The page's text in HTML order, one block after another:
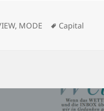
, MODE Schlagwörter
Capital